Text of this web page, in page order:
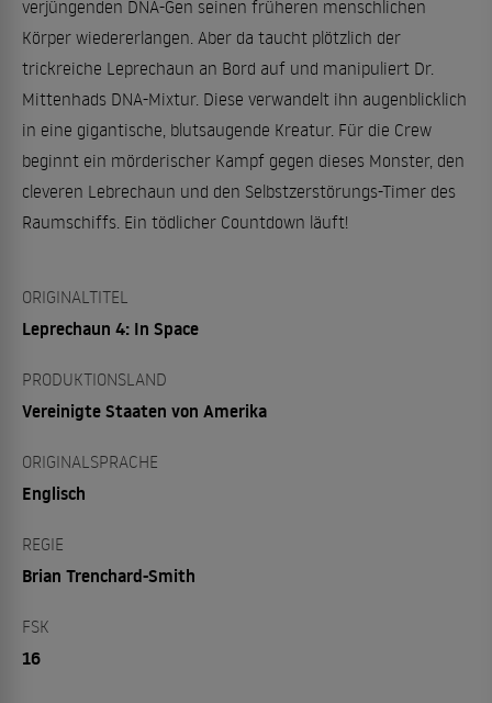
verjüngenden DNA-Gen seinen früheren menschlichen
Körper wiedererlangen. Aber da taucht plötzlich der
trickreiche Leprechaun an Bord auf und manipuliert Dr.
Mittenhads DNA-Mixtur. Diese verwandelt ihn augenblicklich
in eine gigantische, blutsaugende Kreatur. Für die Crew
beginnt ein mörderischer Kampf gegen dieses Monster, den
cleveren Lebrechaun und den Selbstzerstörungs-Timer des
Raumschiffs. Ein tödlicher Countdown läuft!
ORIGINALTITEL
Leprechaun 4: In Space
PRODUKTIONSLAND
Vereinigte Staaten von Amerika
ORIGINALSPRACHE
Englisch
REGIE
Brian Trenchard-Smith
FSK
16